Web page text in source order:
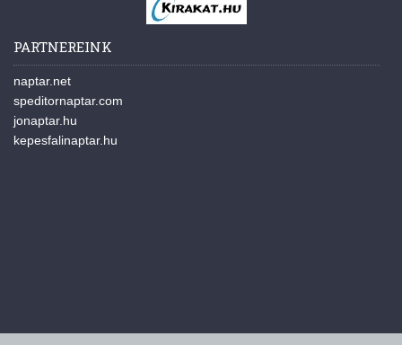
PARTNEREINK
naptar.net
speditornaptar.com
jonaptar.hu
kepesfalinaptar.hu